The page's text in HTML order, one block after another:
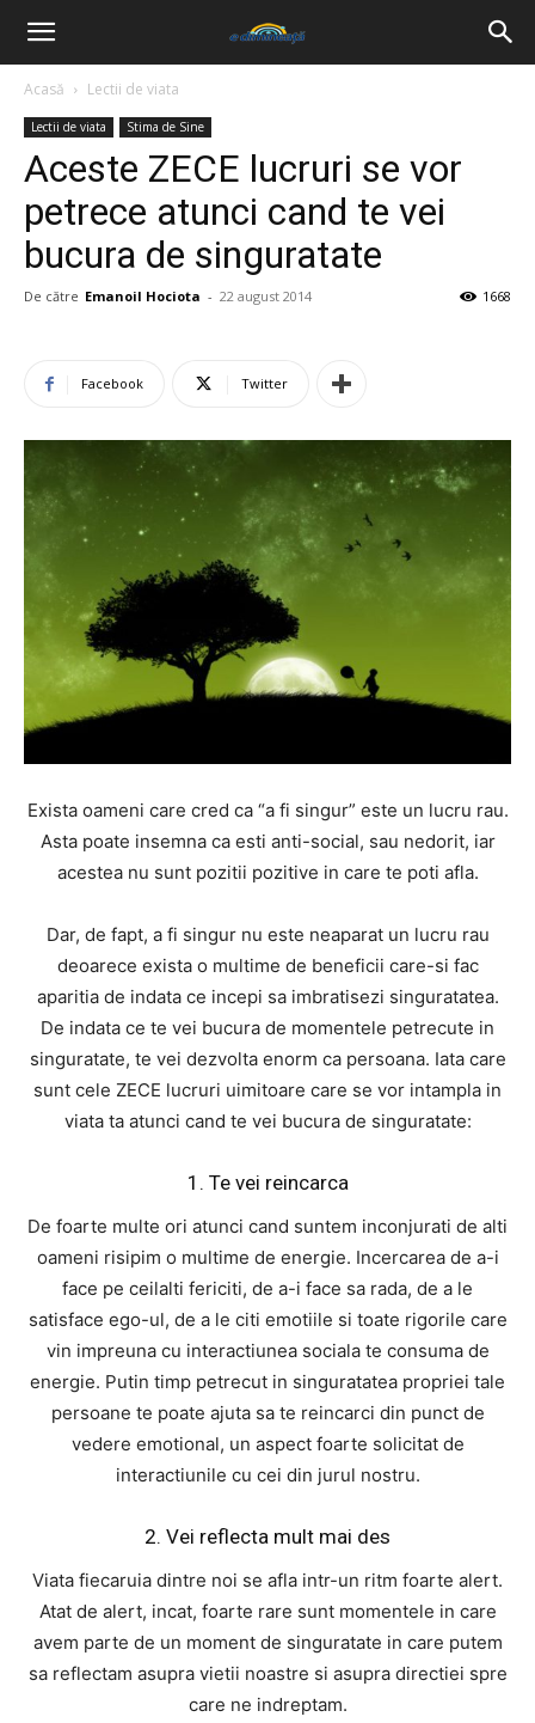
Acasă Lectii de viata
Lectii de viata Stima de Sine
Aceste ZECE lucruri se vor
petrece atunci cand te vei
bucura de singuratate
De către Emanoil Hociota - 22 august 2014 1668
Facebook Twitter
Exista oameni care cred ca “a fi singur” este un lucru rau.
Asta poate insemna ca esti anti-social, sau nedorit, iar
acestea nu sunt pozitii pozitive in care te poti afla.
Dar, de fapt, a fi singur nu este neaparat un lucru rau
deoarece exista o multime de beneficii care-si fac
aparitia de indata ce incepi sa imbratisezi singuratatea.
De indata ce te vei bucura de momentele petrecute in
singuratate, te vei dezvolta enorm ca persoana. Iata care
sunt cele ZECE lucruri uimitoare care se vor intampla in
viata ta atunci cand te vei bucura de singuratate:
1. Te vei reincarca
De foarte multe ori atunci cand suntem inconjurati de alti
oameni risipim o multime de energie. Incercarea de a-i
face pe ceilalti fericiti, de a-i face sa rada, de a le
satisface ego-ul, de a le citi emotiile si toate rigorile care
vin impreuna cu interactiunea sociala te consuma de
energie. Putin timp petrecut in singuratatea propriei tale
persoane te poate ajuta sa te reincarci din punct de
vedere emotional, un aspect foarte solicitat de
interactiunile cu cei din jurul nostru.
2. Vei reflecta mult mai des
Viata fiecaruia dintre noi se afla intr-un ritm foarte alert.
Atat de alert, incat, foarte rare sunt momentele in care
avem parte de un moment de singuratate in care putem
sa reflectam asupra vietii noastre si asupra directiei spre
care ne indreptam.